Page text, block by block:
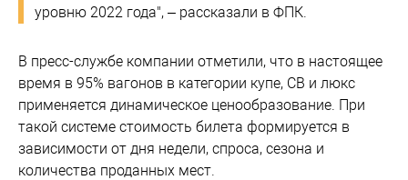
уровню 2022 года", – рассказали в ФПК.
В пресс-службе компании отметили, что в настоящее
время в 95% вагонов в категории купе, СВ и люкс
применяется динамическое ценообразование. При
такой системе стоимость билета формируется в
зависимости от дня недели, спроса, сезона и
количества проданных мест.